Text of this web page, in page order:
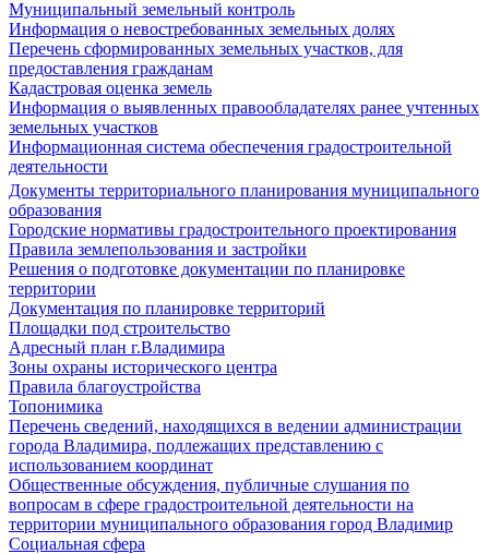
Муниципальный земельный контроль
Информация о невостребованных земельных долях
Перечень сформированных земельных участков, для
предоставления гражданам
Кадастровая оценка земель
Информация о выявленных правообладателях ранее учтенных
земельных участков
Информационная система обеспечения градостроительной
деятельности
Документы территориального планирования муниципального
образования
Городские нормативы градостроительного проектирования
Правила землепользования и застройки
Решения о подготовке документации по планировке
территории
Документация по планировке территорий
Площадки под строительство
Адресный план г.Владимира
Зоны охраны исторического центра
Правила благоустройства
Топонимика
Перечень сведений, находящихся в ведении администрации
города Владимира, подлежащих представлению с
использованием координат
Общественные обсуждения, публичные слушания по
вопросам в сфере градостроительной деятельности на
территории муниципального образования город Владимир
Социальная сфера